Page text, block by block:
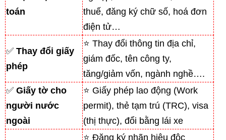
toán
thuế, đăng ký chữ số, hoá đơn
điện tử…
✅ Thay đổi giấy
phép
⭐ Thay đổi thông tin địa chỉ,
giám đốc, tên công ty,
tăng/giảm vốn, ngành nghề….
✅ Giấy tờ cho
người nước
ngoài
⭐ Giấy phép lao động (Work
permit), thẻ tạm trú (TRC), visa
(thị thực), đổi bằng lái xe
⭐ Đăng ký nhãn hiệu độc